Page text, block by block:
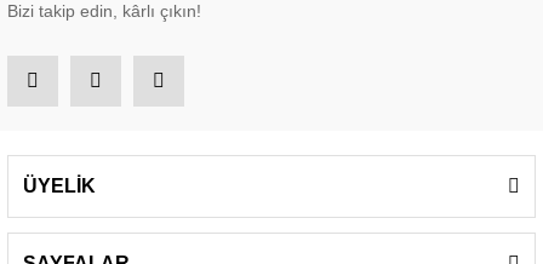
Bizi takip edin, kârlı çıkın!
ÜYELİK